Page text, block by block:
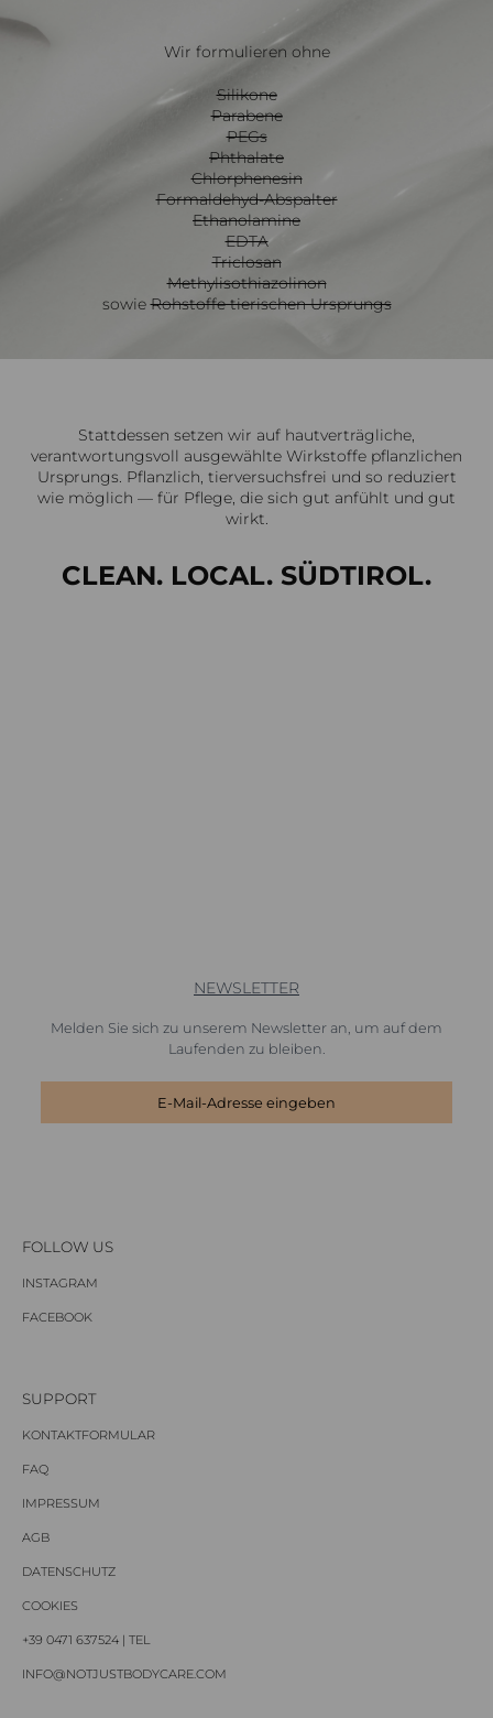
Wir formulieren ohne
Silikone
Parabene
PEGs
Phthalate
Chlorphenesin
Formaldehyd-Abspalter
Ethanolamine
EDTA
Triclosan
Methylisothiazolinon
sowieRohstoffe tierischen Ursprungs
Stattdessen setzen wir auf hautverträgliche,
verantwortungsvoll ausgewählte Wirkstoffe pflanzlichen
Ursprungs. Pflanzlich, tierversuchsfrei und so reduziert
wie möglich — für Pflege, die sich gut anfühlt und gut
wirkt.
CLEAN. LOCAL. SÜDTIROL.
NEWSLETTER
Melden Sie sich zu unserem Newsletter an, um auf dem
Laufenden zu bleiben.
FOLLOW US
INSTAGRAM
FACEBOOK
SUPPORT
KONTAKTFORMULAR
FAQ
IMPRESSUM
AGB
DATENSCHUTZ
COOKIES
+39 0471 637524 | TEL
INFO@NOTJUSTBODYCARE.COM